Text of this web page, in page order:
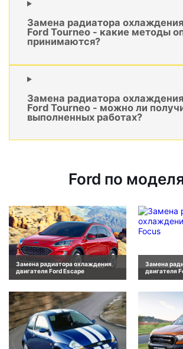
Замена радиатора
Ford Tourneo - какие методы
принимаются?
Замена радиатора
Ford Tourneo - можно ли
выполненных работах?
Ford по
Замена радиатора охлаждения
двигателя Ford Escape
Замена
двигателя